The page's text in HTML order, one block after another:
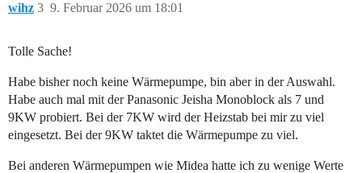
wihz 9. Februar 2026 um 18:01
3
Tolle Sache!
Habe bisher noch keine Wärmepumpe, bin aber in der Auswahl.
Habe auch mal mit der Panasonic Jeisha Monoblock als 7 und
9KW probiert. Bei der 7KW wird der Heizstab bei mir zu viel
eingesetzt. Bei der 9KW taktet die Wärmepumpe zu viel.
Bei anderen Wärmepumpen wie Midea hatte ich zu wenige Werte